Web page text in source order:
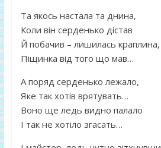
Та якось настала та днина,
Коли він серденько дістав
Й побачив – лишилась краплина,
Піщинка від того що мав…
А поряд серденько лежало,
Яке так хотів врятувать…
Воно ще ледь видно палало
І так не хотіло згасать…